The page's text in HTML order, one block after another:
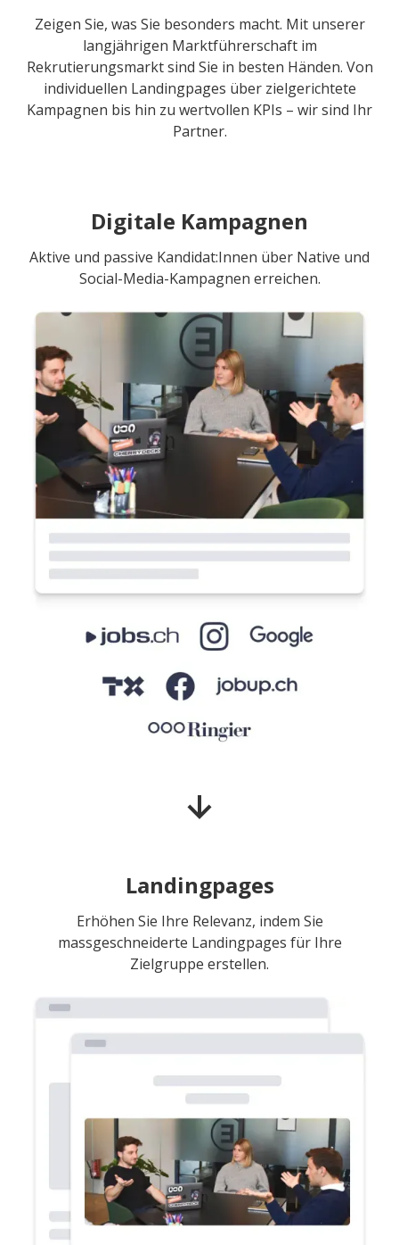
Zeigen Sie, was Sie besonders macht. Mit unserer
langjährigen Marktführerschaft im
Rekrutierungsmarkt sind Sie in besten Händen. Von
individuellen Landingpages über zielgerichtete
Kampagnen bis hin zu wertvollen KPIs – wir sind Ihr
Partner.
Digitale Kampagnen
Aktive und passive Kandidat:Innen über Native und
Social-Media-Kampagnen erreichen.
Landingpages
Erhöhen Sie Ihre Relevanz, indem Sie
massgeschneiderte Landingpages für Ihre
Zielgruppe erstellen.